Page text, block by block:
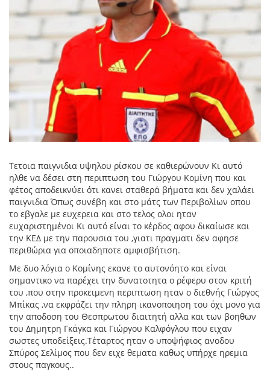
Τετοια παιγνιδια υψηλου ρίσκου σε καθιερώνουν Κι αυτό
ηλθε να δέσει στη περιπτωση του Γιώργου Κομίνη που και
φέτος αποδεικνύει ότι κανει σταθερά βήματα και δεν χαλάει
παιγνιδια Όπως συνέβη και στο μάτς των Περιβολίων οπου
το εβγαλε με ευχερεια και στο τελος ολοι ηταν
ευχαριστημένοι Κι αυτό είναι το κέρδος αφου δικαίωσε και
την ΚΕΔ με την παρουσια του ,γιατι πραγματι δεν αφησε
περιθώρια για οποιαδηποτε αμφισβήτιση.
Με δυο λόγια ο Κομίνης εκανε το αυτονόητο και είναι
σημαντικο να παρέχει την δυνατοτητα ο ρέφερυ στον κριτή
του ,που στην προκειμενη περιπτωση ηταν ο διεθνής Γιώργος
Μπίκας ,να εκφράζει την πληρη ικανοποιηση του όχι μονο για
την αποδοση του Θεσπρωτου διαιτητή αλλα και των βοηθων
του Δημητρη Γκάγκα και Γιώργου Καλφόγλου που ειχαν
σωστες υποδείξεις.Τέταρτος ηταν ο υποψήφιος ανοδου
Σπύρος Σελίμος που δεν ειχε θεματα καθως υπήρχε ηρεμια
στους παγκους..